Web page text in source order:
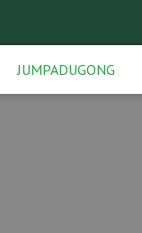
JUMPADUGONG